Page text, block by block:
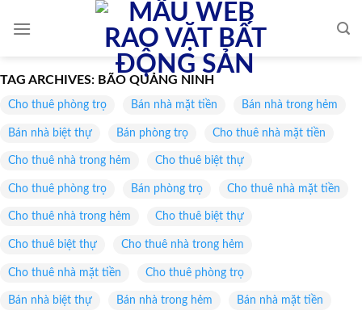
TAG ARCHIVES: BÃO QUẢNG NINH
Cho thuê phòng trọ Bán nhà mặt tiền Bán nhà trong hẻm
Bán nhà biệt thự Bán phòng trọ Cho thuê nhà mặt tiền
Cho thuê nhà trong hẻm Cho thuê biệt thự
Cho thuê phòng trọ Bán phòng trọ Cho thuê nhà mặt tiền
Cho thuê nhà trong hẻm Cho thuê biệt thự
Cho thuê biệt thự Cho thuê nhà trong hẻm
Cho thuê nhà mặt tiền Cho thuê phòng trọ
Bán nhà biệt thự Bán nhà trong hẻm Bán nhà mặt tiền